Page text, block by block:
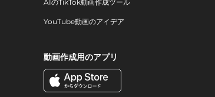
AIのTikTok動画作成ツール
YouTube動画のアイデア
動画作成用のアプリ